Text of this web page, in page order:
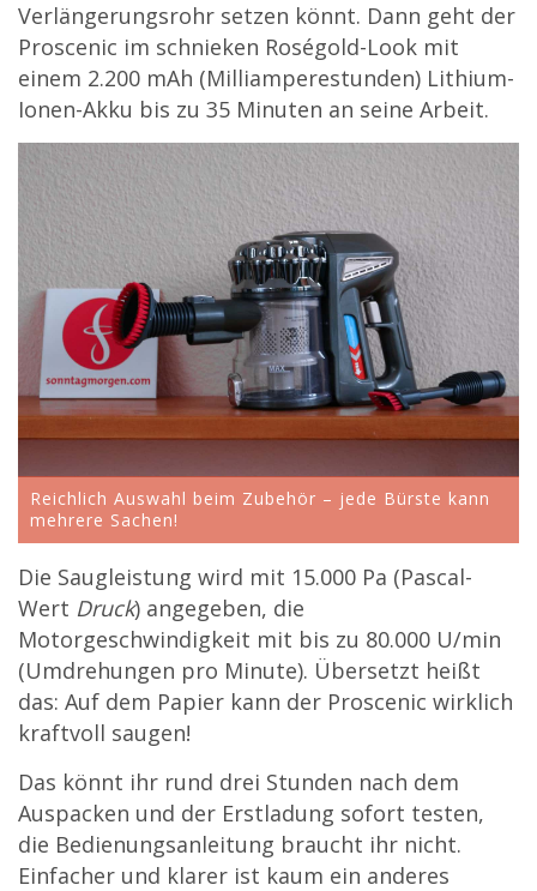
Verlängerungsrohr setzen könnt. Dann geht der
Proscenic im schnieken Roségold-Look mit
einem 2.200 mAh (Milliamperestunden) Lithium-
Ionen-Akku bis zu 35 Minuten an seine Arbeit.
Reichlich Auswahl beim Zubehör – jede Bürste kann
mehrere Sachen!
Die Saugleistung wird mit 15.000 Pa (Pascal-
Wert Druck) angegeben, die
Motorgeschwindigkeit mit bis zu 80.000 U/min
(Umdrehungen pro Minute). Übersetzt heißt
das: Auf dem Papier kann der Proscenic wirklich
kraftvoll saugen!
Das könnt ihr rund drei Stunden nach dem
Auspacken und der Erstladung sofort testen,
die Bedienungsanleitung braucht ihr nicht.
Einfacher und klarer ist kaum ein anderes